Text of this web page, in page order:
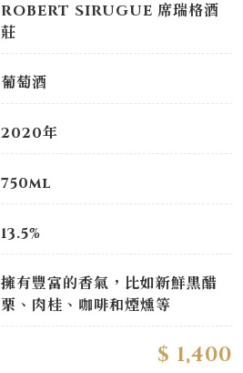
ROBERT SIRUGUE 席瑞格酒
莊
葡萄酒
2020年
750ml
13.5%
擁有豐富的香氣，比如新鮮黑醋
栗、肉桂、咖啡和煙燻等
$ 1,400